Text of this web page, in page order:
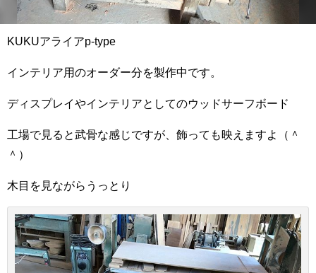
KUKUアライアp-type
インテリア用のオーダー分を製作中です。
ディスプレイやインテリアとしてのウッドサーフボード
工場で見ると武骨な感じですが、飾っても映えますよ（＾
＾）
木目を見ながらうっとり